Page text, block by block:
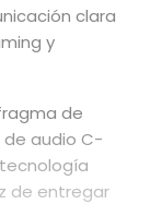
clara
y
de
audio C-
de entregar